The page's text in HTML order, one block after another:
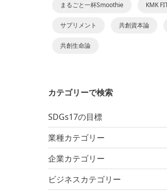
まるごと一杯Smoothie KMK
サプリメント 共創資本論
共創生命論
カテゴリーで検索
SDGs17の目標
業種カテゴリー
企業カテゴリー
ビジネスカテゴリー